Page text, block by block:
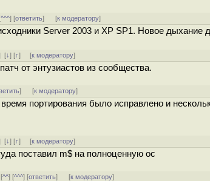
^^^] [ответить] [к модератору]
Server 2003 и XP SP1. Новое дыхание
[↓] [↑] [к модератору]
от энтузиастов из сообщества.
] [к модератору]
портирования было исправлено и
[↓] [↑] [к модератору]
поставил m$ на полноценную ос
^^] [^^^] [ответить] [к модератору]